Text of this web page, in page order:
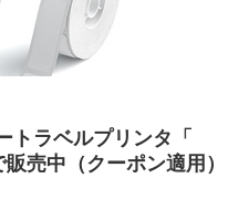
トラベルプリンタ「
販売中（クーポン適用）